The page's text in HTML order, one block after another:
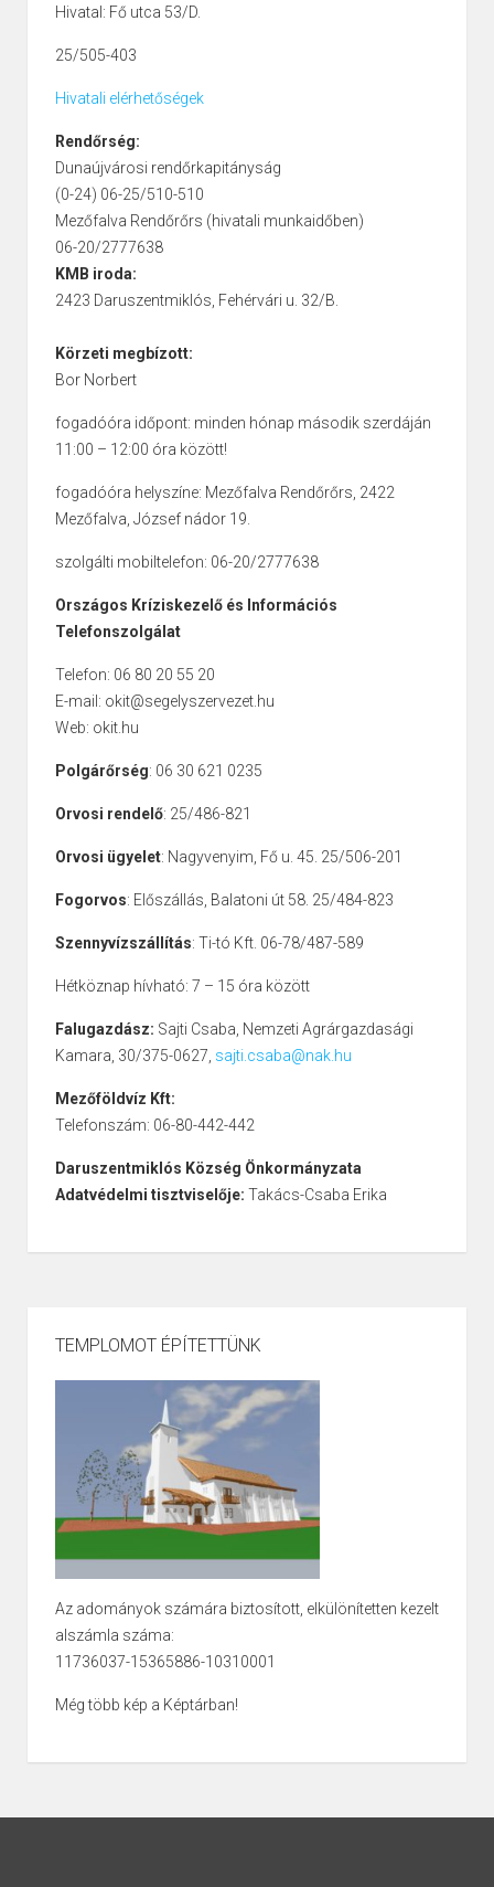
Hivatal: Fő utca 53/D.
25/505-403
Hivatali elérhetőségek
Rendőrség:
Dunaújvárosi rendőrkapitányság
(0-24) 06-25/510-510
Mezőfalva Rendőrőrs (hivatali munkaidőben)
06-20/2777638
KMB iroda:
2423 Daruszentmiklós, Fehérvári u. 32/B.
Körzeti megbízott:
Bor Norbert
fogadóóra időpont: minden hónap második szerdáján
11:00 – 12:00 óra között!
fogadóóra helyszíne: Mezőfalva Rendőrőrs, 2422
Mezőfalva, József nádor 19.
szolgálti mobiltelefon: 06-20/2777638
Országos Kríziskezelő és Információs
Telefonszolgálat
Telefon: 06 80 20 55 20
E-mail: okit@segelyszervezet.hu
Web: okit.hu
Polgárőrség: 06 30 621 0235
Orvosi rendelő: 25/486-821
Orvosi ügyelet: Nagyvenyim, Fő u. 45. 25/506-201
Fogorvos: Előszállás, Balatoni út 58. 25/484-823
Szennyvízszállítás: Ti-tó Kft. 06-78/487-589
Hétköznap hívható: 7 – 15 óra között
Falugazdász: Sajti Csaba, Nemzeti Agrárgazdasági
Kamara, 30/375-0627, sajti.csaba@nak.hu
Mezőföldvíz Kft:
Telefonszám: 06-80-442-442
Daruszentmiklós Község Önkormányzata
Adatvédelmi tisztviselője: Takács-Csaba Erika
TEMPLOMOT ÉPÍTETTÜNK
Az adományok számára biztosított, elkülönítetten kezelt
alszámla száma:
11736037-15365886-10310001
Még több kép a Képtárban!